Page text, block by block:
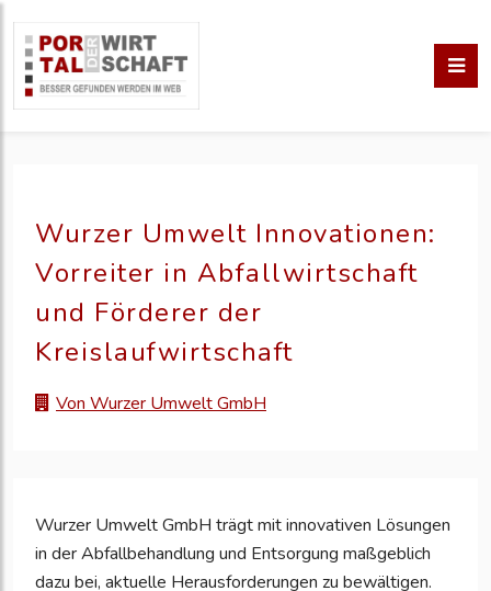
Wurzer Umwelt Innovationen:
Vorreiter in Abfallwirtschaft
und Förderer der
Kreislaufwirtschaft
Von Wurzer Umwelt GmbH
Wurzer Umwelt GmbH trägt mit innovativen Lösungen
in der Abfallbehandlung und Entsorgung maßgeblich
dazu bei, aktuelle Herausforderungen zu bewältigen.